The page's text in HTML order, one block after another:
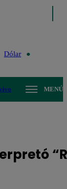
Dólar
MENÚ